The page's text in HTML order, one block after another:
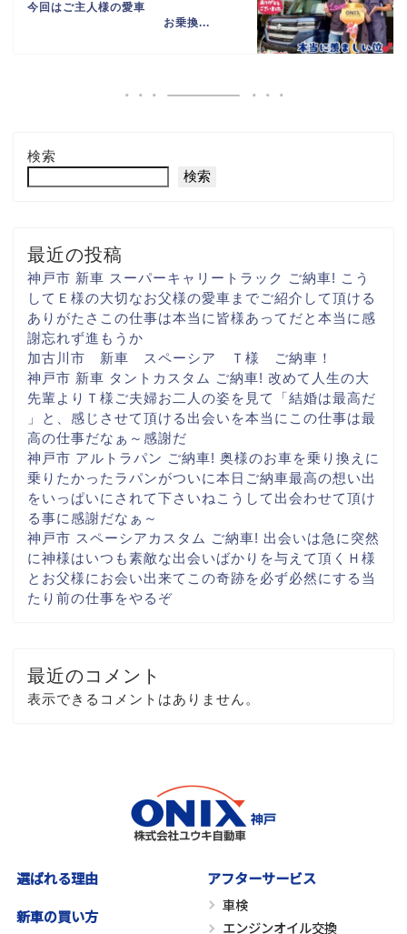
今回はご主人様の愛車
お乗換...
検索
検索
最近の投稿
神戸市 新車 スーパーキャリートラック ご納車! こう
して Ｅ様の大切なお父様の愛車までご紹介して頂ける
ありがたさ この仕事は本当に 皆様あってだと 本当に感
謝忘れず進もうか
加古川市 新車 スペーシア Ｔ様 ご納車！
神戸市 新車 タントカスタム ご納車! 改めて人生の大
先輩より Ｔ様ご夫婦お二人の姿を見て
「結婚は最高だ
」と、感じさせて頂ける出会いを本当にこの仕事は最
高の仕事だなぁ～ 感謝だ
神戸市 アルトラパン ご納車! 奥様のお車を乗り換えに
乗りたかったラパンがついに本日ご納車最高の想い出
をいっぱいに されて下さいね こうして出会わせて頂け
る事に感謝だなぁ～
神戸市 スペーシアカスタム ご納車! 出会いは急に 突然
に神様はいつも素敵な出会いばかりを与えて頂く Ｈ様
とお父様にお会い出来て この奇跡を必ず必然にする当
たり前の仕事をやるぞ
最近のコメント
表示できるコメントはありません。
選ばれる理由
新車の買い方
アフターサービス
車検
エンジンオイル交換